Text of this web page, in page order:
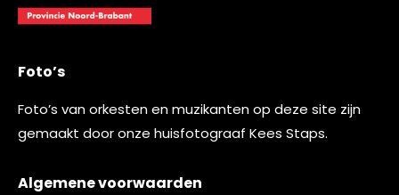
Foto’s
Foto’s van orkesten en muzikanten op deze site zijn
gemaakt door onze huisfotograaf Kees Staps.
Algemene voorwaarden